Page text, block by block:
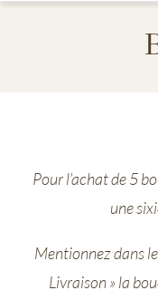
Saunion
Pour l’achat de 5
une
Mentionnez dans
Livraison » la